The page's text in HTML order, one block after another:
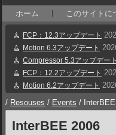
ホーム このサイトに
FCP：12.3アップデート
Motion 6.3アップデート
Compressor 5.3アップデート
FCP：12.2アップデート
Motion 6.2アップデート
/ Resouses / Events /
InterBEE 2006